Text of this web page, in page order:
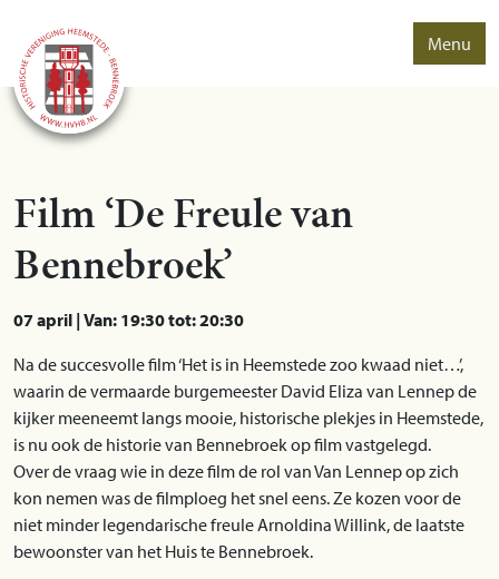
Menu
Film ‘De Freule van
Bennebroek’
07 april | Van: 19:30 tot: 20:30
Na de succesvolle film ‘Het is in Heemstede zoo kwaad niet…’,
waarin de vermaarde burgemeester David Eliza van Lennep de
kijker meeneemt langs mooie, historische plekjes in Heemstede,
is nu ook de historie van Bennebroek op film vastgelegd.
Over de vraag wie in deze film de rol van Van Lennep op zich
kon nemen was de filmploeg het snel eens. Ze kozen voor de
niet minder legendarische freule Arnoldina Willink, de laatste
bewoonster van het Huis te Bennebroek.